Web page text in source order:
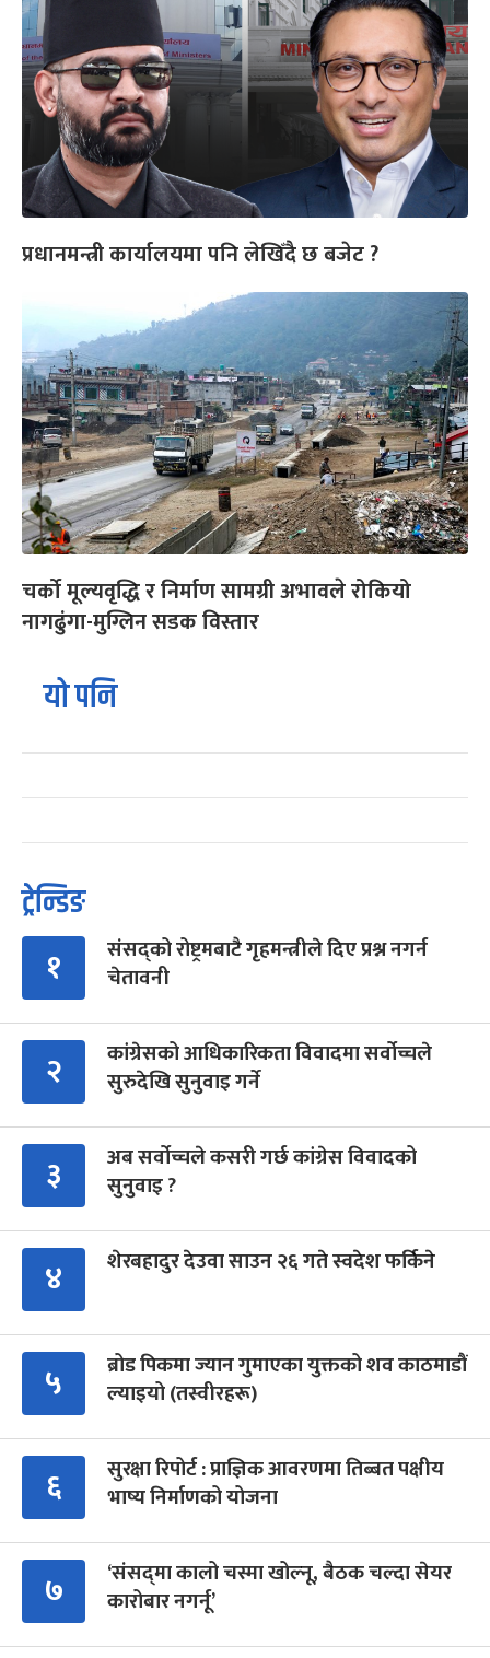
प्रधानमन्त्री कार्यालयमा पनि लेखिँदै छ बजेट ?
चर्को मूल्यवृद्धि र निर्माण सामग्री अभावले रोकियो
नागढुंगा-मुग्लिन सडक विस्तार
यो पनि
ट्रेन्डिङ
१
संसद्को रोष्ट्रमबाटै गृहमन्त्रीले दिए प्रश्न नगर्न
चेतावनी
२
कांग्रेसको आधिकारिकता विवादमा सर्वोच्चले
सुरुदेखि सुनुवाइ गर्ने
३
अब सर्वोच्चले कसरी गर्छ कांग्रेस विवादको
सुनुवाइ ?
४ शेरबहादुर देउवा साउन २६ गते स्वदेश फर्किने
५
ब्रोड पिकमा ज्यान गुमाएका युक्तको शव काठमाडौं
ल्याइयो (तस्वीरहरू)
६
सुरक्षा रिपोर्ट : प्राज्ञिक आवरणमा तिब्बत पक्षीय
भाष्य निर्माणको योजना
७
‘संसद्‍मा कालो चस्मा खोल्नू, बैठक चल्दा सेयर
कारोबार नगर्नू’